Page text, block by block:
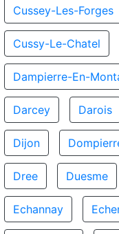
Cussey-Les-Forges
Cussy-Le-Chatel
Dampierre-En-
Darcey Darois
Dijon
Dree Duesme
Echannay